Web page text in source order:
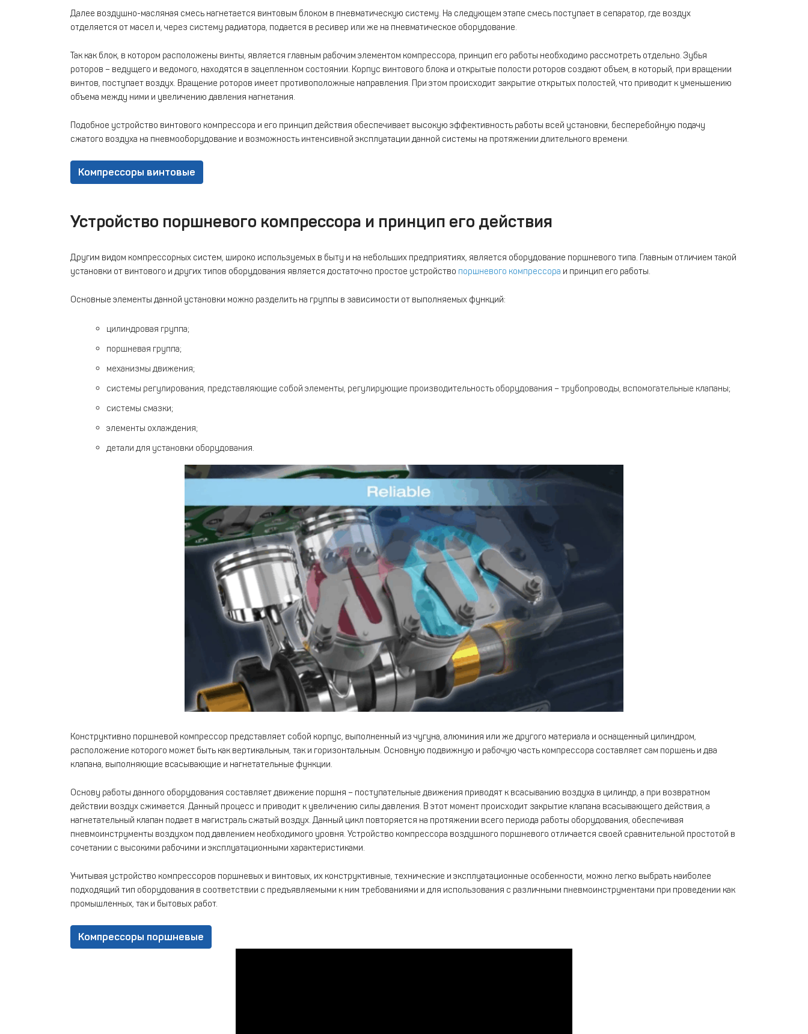
Далее воздушно-масляная смесь нагнетается винтовым блоком в пневматическую систему. На следующем этапе смесь поступает в сепаратор, где воздух
отделяется от масел и, через систему радиатора, подается в ресивер или же на пневматическое оборудование.
Так как блок, в котором расположены винты, является главным рабочим элементом компрессора, принцип его работы необходимо рассмотреть отдельно. Зубья
роторов – ведущего и ведомого, находятся в зацепленном состоянии. Корпус винтового блока и открытые полости роторов создают объем, в который, при вращении
винтов, поступает воздух. Вращение роторов имеет противоположные направления. При этом происходит закрытие открытых полостей, что приводит к уменьшению
объема между ними и увеличению давления нагнетания.
Подобное устройство винтового компрессора и его принцип действия обеспечивает высокую эффективность работы всей установки, бесперебойную подачу
сжатого воздуха на пневмооборудование и возможность интенсивной эксплуатации данной системы на протяжении длительного времени.
Компрессоры винтовые
Устройство поршневого компрессора и принцип его действия
Другим видом компрессорных систем, широко используемых в быту и на небольших предприятиях, является оборудование поршневого типа. Главным отличием такой
установки от винтового и других типов оборудования является достаточно простое устройство поршневого компрессора и принцип его работы.
Основные элементы данной установки можно разделить на группы в зависимости от выполняемых функций:
цилиндровая группа;
поршневая группа;
механизмы движения;
системы регулирования, представляющие собой элементы, регулирующие производительность оборудования – трубопроводы, вспомогательные клапаны;
системы смазки;
элементы охлаждения;
детали для установки оборудования.
Конструктивно поршневой компрессор представляет собой корпус, выполненный из чугуна, алюминия или же другого материала и оснащенный цилиндром,
расположение которого может быть как вертикальным, так и горизонтальным. Основную подвижную и рабочую часть компрессора составляет сам поршень и два
клапана, выполняющие всасывающие и нагнетательные функции.
Основу работы данного оборудования составляет движение поршня – поступательные движения приводят к всасыванию воздуха в цилиндр, а при возвратном
действии воздух сжимается. Данный процесс и приводит к увеличению силы давления. В этот момент происходит закрытие клапана всасывающего действия, а
нагнетательный клапан подает в магистраль сжатый воздух. Данный цикл повторяется на протяжении всего периода работы оборудования, обеспечивая
пневмоинструменты воздухом под давлением необходимого уровня. Устройство компрессора воздушного поршневого отличается своей сравнительной простотой в
сочетании с высокими рабочими и эксплуатационными характеристиками.
Учитывая устройство компрессоров поршневых и винтовых, их конструктивные, технические и эксплуатационные особенности, можно легко выбрать наиболее
подходящий тип оборудования в соответствии с предъявляемыми к ним требованиями и для использования с различными пневмоинструментами при проведении как
промышленных, так и бытовых работ.
Компрессоры поршневые